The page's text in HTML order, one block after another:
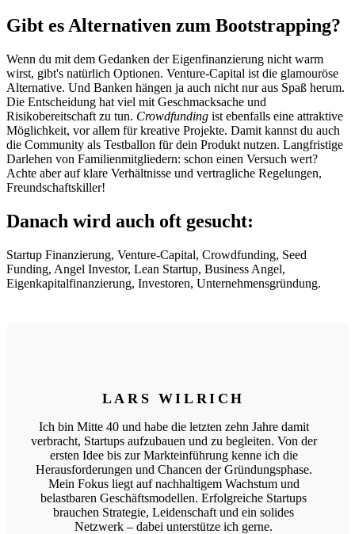
Gibt es Alternativen zum Bootstrapping?
Wenn du mit dem Gedanken der Eigenfinanzierung nicht warm
wirst, gibt's natürlich Optionen. Venture-Capital ist die glamouröse
Alternative. Und Banken hängen ja auch nicht nur aus Spaß herum.
Die Entscheidung hat viel mit Geschmacksache und
Risikobereitschaft zu tun. Crowdfunding ist ebenfalls eine attraktive
Möglichkeit, vor allem für kreative Projekte. Damit kannst du auch
die Community als Testballon für dein Produkt nutzen. Langfristige
Darlehen von Familienmitgliedern: schon einen Versuch wert?
Achte aber auf klare Verhältnisse und vertragliche Regelungen,
Freundschaftskiller!
Danach wird auch oft gesucht:
Startup Finanzierung, Venture-Capital, Crowdfunding, Seed
Funding, Angel Investor, Lean Startup, Business Angel,
Eigenkapitalfinanzierung, Investoren, Unternehmensgründung.
LARS WILRICH
Ich bin Mitte 40 und habe die letzten zehn Jahre damit
verbracht, Startups aufzubauen und zu begleiten. Von der
ersten Idee bis zur Markteinführung kenne ich die
Herausforderungen und Chancen der Gründungsphase.
Mein Fokus liegt auf nachhaltigem Wachstum und
belastbaren Geschäftsmodellen. Erfolgreiche Startups
brauchen Strategie, Leidenschaft und ein solides
Netzwerk – dabei unterstütze ich gerne.